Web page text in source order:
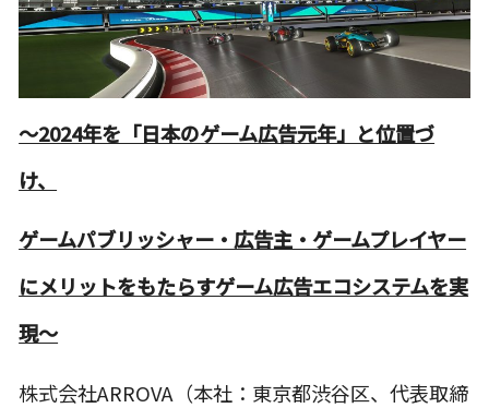
～2024年を「日本のゲーム広告元年」と位置づ
け、
ゲームパブリッシャー・広告主・ゲームプレイヤー
にメリットをもたらすゲーム広告エコシステムを実
現～
株式会社ARROVA（本社：東京都渋谷区、代表取締